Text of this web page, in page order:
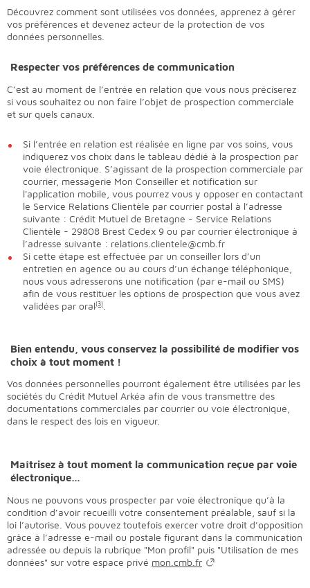
Découvrez comment sont utilisées vos données, apprenez à gérer
vos préférences et devenez acteur de la protection de vos
données personnelles.
Respecter vos préférences de communication
C’est au moment de l’entrée en relation que vous nous préciserez
si vous souhaitez ou non faire l’objet de prospection commerciale
et sur quels canaux.
Si l’entrée en relation est réalisée en ligne par vos soins, vous
indiquerez vos choix dans le tableau dédié à la prospection par
voie électronique. S’agissant de la prospection commerciale par
courrier, messagerie Mon Conseiller et notification sur
l'application mobile, vous pourrez vous y opposer en contactant
le Service Relations Clientèle par courrier postal à l’adresse
suivante : Crédit Mutuel de Bretagne - Service Relations
Clientèle - 29808 Brest Cedex 9 ou par courrier électronique à
l’adresse suivante : relations.clientele@cmb.fr
Si cette étape est effectuée par un conseiller lors d’un
entretien en agence ou au cours d’un échange téléphonique,
nous vous adresserons une notification (par e-mail ou SMS)
afin de vous restituer les options de prospection que vous avez
validées par oral(3)
Bien entendu, vous conservez la possibilité de modifier vos
choix à tout moment !
Vos données personnelles pourront également être utilisées par les
sociétés du Crédit Mutuel Arkéa afin de vous transmettre des
documentations commerciales par courrier ou voie électronique,
dans le respect des lois en vigueur.
Maîtrisez à tout moment la communication reçue par voie
électronique…
Nous ne pouvons vous prospecter par voie électronique qu’à la
condition d’avoir recueilli votre consentement préalable, sauf si la
loi l’autorise. Vous pouvez toutefois exercer votre droit d’opposition
grâce à l’adresse e-mail ou postale figurant dans la communication
adressée ou depuis la rubrique "Mon profil" puis "Utilisation de mes
données" sur votre espace privé mon.cmb.fr